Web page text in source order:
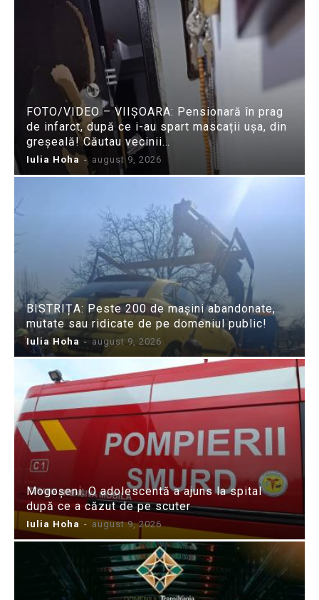
FOTO/VIDEO – VIIȘOARA: Pensionară în prag
de infarct, după ce i-au spart mascații ușa, din
greșeală! Căutau vecinii…
Iulia Hoha - august 9, 2026
BISTRIȚA: Peste 200 de mașini abandonate,
mutate sau ridicate de pe domeniul public!
Iulia Hoha - august 9, 2026
Mogoșeni: O adolescentă a ajuns la spital
după ce a căzut de pe scuter
Iulia Hoha - august 9, 2026